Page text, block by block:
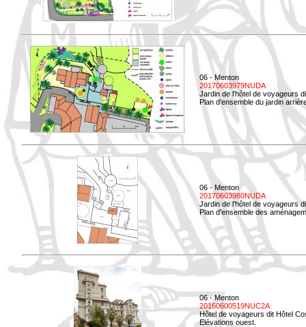
06 - Menton
20170603979NUDA
Jardin de l'hôtel de voyageurs
Plan d'ensemble du jardin
06 - Menton
20170603980NUDA
Jardin de l'hôtel de voyageurs
Plan d'ensemble des
06 - Menton
20160600519NUC2A
Hôtel de voyageurs dit Hôtel
Elévations ouest.